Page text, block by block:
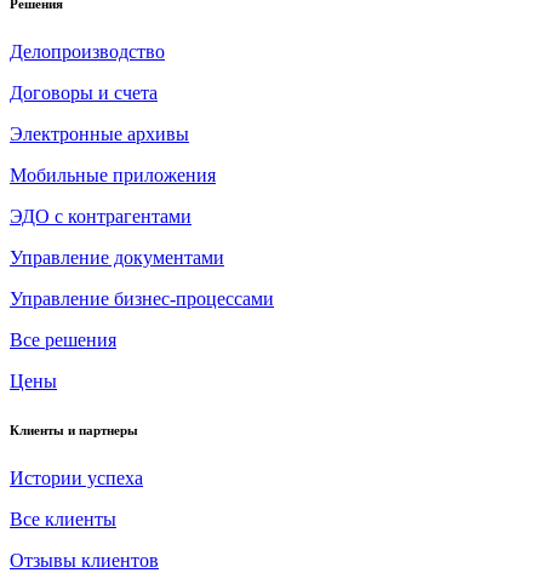
Решения
Делопроизводство
Договоры и счета
Электронные архивы
Мобильные приложения
ЭДО с контрагентами
Управление документами
Управление бизнес-процессами
Все решения
Цены
Клиенты и партнеры
Истории успеха
Все клиенты
Отзывы клиентов